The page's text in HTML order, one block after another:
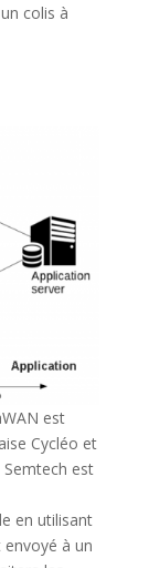
colis à
est
Cycléo et
est
en utilisant
à un